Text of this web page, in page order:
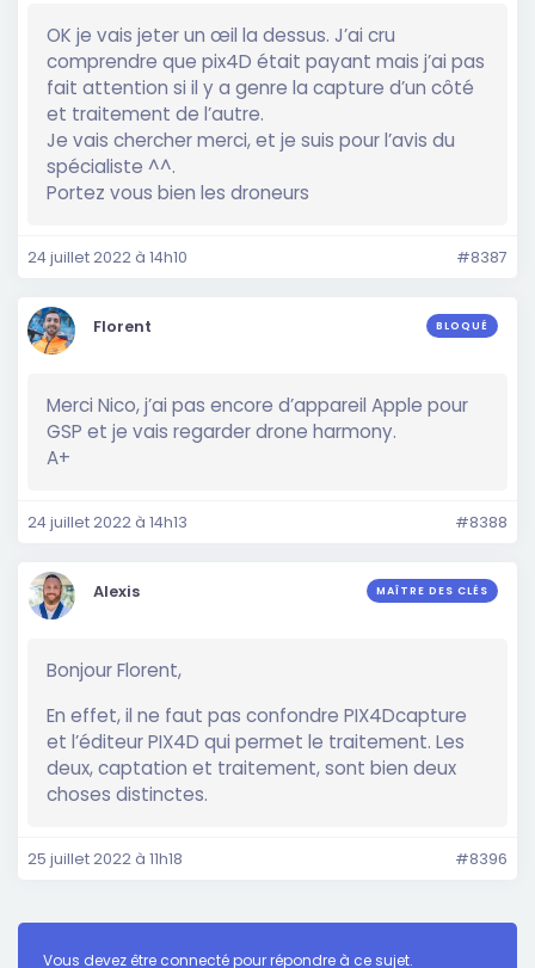
OK je vais jeter un œil la dessus. J’ai cru
comprendre que pix4D était payant mais j’ai pas
fait attention si il y a genre la capture d’un côté
et traitement de l’autre.
Je vais chercher merci, et je suis pour l’avis du
spécialiste ^^.
Portez vous bien les droneurs
24 juillet 2022 à 14h10 #8387
Florent BLOQUÉ
Merci Nico, j’ai pas encore d’appareil Apple pour
GSP et je vais regarder drone harmony.
A+
24 juillet 2022 à 14h13 #8388
Alexis MAÎTRE DES CLÉS
Bonjour Florent,
En effet, il ne faut pas confondre PIX4Dcapture
et l’éditeur PIX4D qui permet le traitement. Les
deux, captation et traitement, sont bien deux
choses distinctes.
25 juillet 2022 à 11h18 #8396
Vous devez être connecté pour répondre à ce sujet.